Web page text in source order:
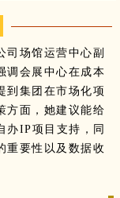
司场馆运营中心副
调会展中心在成本
到集团在市场化项
方面，她建议能给
办IP项目支持，同
重要性以及数据收